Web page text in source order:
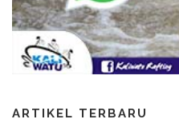
ARTIKEL TERBARU